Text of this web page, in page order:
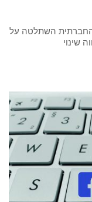
החברתית השתלטה על
שינוי